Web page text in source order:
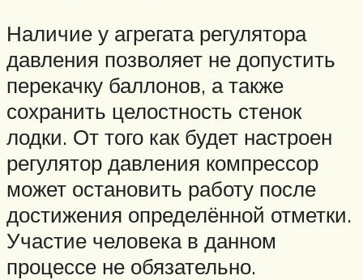
Наличие у агрегата регулятора
давления позволяет не допустить
перекачку баллонов, а также
сохранить целостность стенок
лодки. От того как будет настроен
регулятор давления компрессор
может остановить работу после
достижения определённой отметки.
Участие человека в данном
процессе не обязательно.